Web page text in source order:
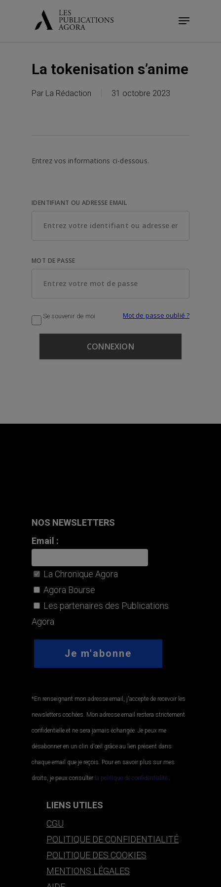
Menu
La tokenisation s’anime
Par La Rédaction 31 octobre 2023
Entrez vos informations ci-dessous.
IDENTIFIANT OU ADRESSE EMAIL
MOT DE PASSE
Se souvenir de moi Mot de passe oublié ?
NOS NEWSLETTERS
Email :
La Chronique Agora
Agora Bourse
Les partenaires des Publications
Agora
*En renseignant mon adresse email, j'accepte de recevoir les
newsletters cochées. Mon adresse email restera strictement
confidentielle et ne sera jamais échangée. Je peux me
désabonner en un clin d'œil grâce au lien présent dans
chaque email que je reçois. Pour en savoir plus sur mes
droits, je peux consulter la politique de confidentialité..
LIENS UTILES
CGU
POLITIQUE DE CONFIDENTIALITÉ
POLITIQUE DES COOKIES
MENTIONS LÉGALES